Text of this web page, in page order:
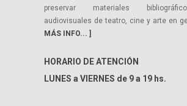
preservar materiales
audiovisuales de teatro, cine y arte en
MÁS INFO... ]
HORARIO DE ATENCIÓN
LUNES a VIERNES de 9 a 19 hs.